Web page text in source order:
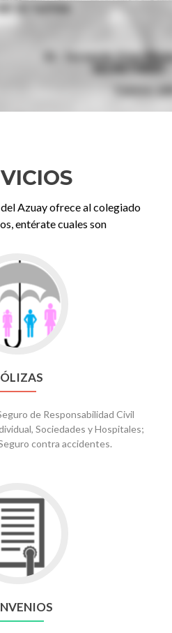
Azuay ofrece al colegiado
entérate cuales son
Go
to
Pólizas
de Responsabilidad Civil
Sociedades y Hospitales;
contra accidentes.
Go
to
Convenios